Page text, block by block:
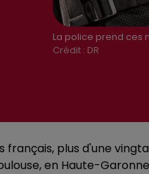
La police prend ces
Crédit : DR
plus d'une
en Haute-